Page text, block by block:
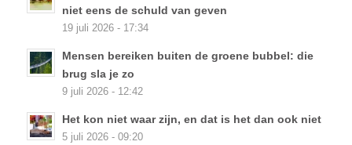
niet eens de schuld van geven
19 juli 2026 - 17:34
Mensen bereiken buiten de groene bubbel: die
brug sla je zo
9 juli 2026 - 12:42
Het kon niet waar zijn, en dat is het dan ook niet
5 juli 2026 - 09:20